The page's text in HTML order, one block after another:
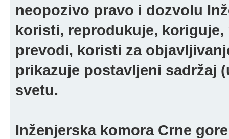
neopozivo pravo i dozvolu
koristi, reprodukuje,
prevodi, koristi za
prikazuje postavljeni sadržaj
svetu.
Inženjerska komora Crne